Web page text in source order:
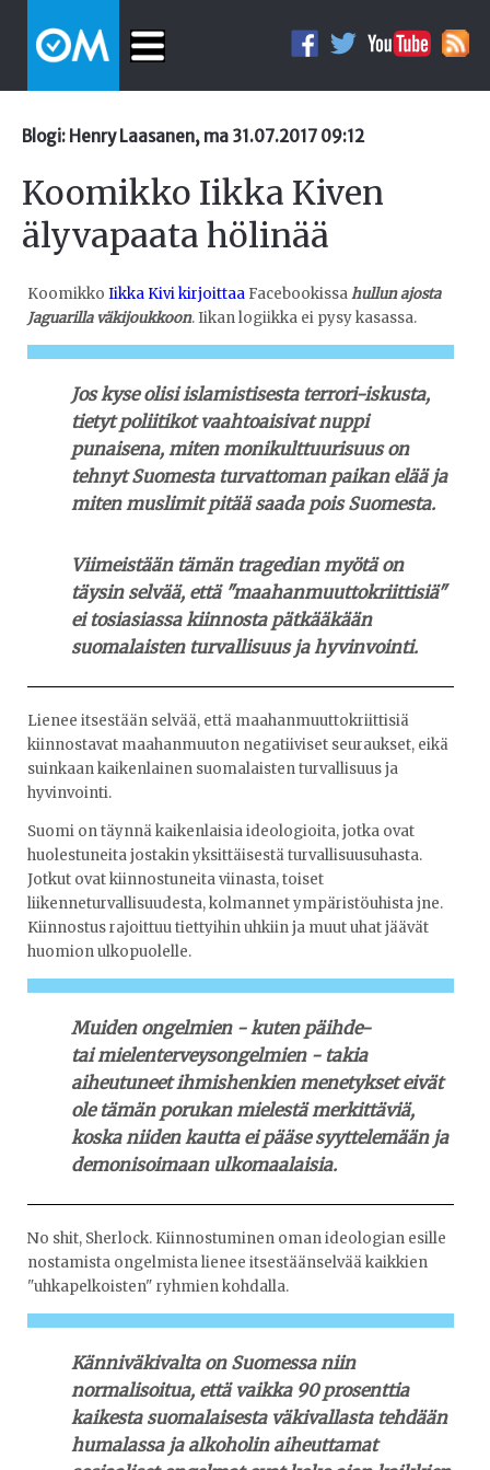
Blogi: Henry Laasanen, ma 31.07.2017 09:12
Koomikko Iikka Kiven
älyvapaata hölinää
Koomikko Iikka Kivi kirjoittaa Facebookissahullun ajosta
Jaguarilla väkijoukkoon. Iikan logiikka ei pysy kasassa.
Jos kyse olisi islamistisesta terrori-iskusta,
tietyt poliitikot vaahtoaisivat nuppi
punaisena, miten monikulttuurisuus on
tehnyt Suomesta turvattoman paikan elää ja
miten muslimit pitää saada pois Suomesta.
Viimeistään tämän tragedian myötä on
täysin selvää, että "maahanmuuttokriittisiä"
ei tosiasiassa kiinnosta pätkääkään
suomalaisten turvallisuus ja hyvinvointi.
Lienee itsestään selvää, että maahanmuuttokriittisiä
kiinnostavat maahanmuuton negatiiviset seuraukset, eikä
suinkaan kaikenlainen suomalaisten turvallisuus ja
hyvinvointi.
Suomi on täynnä kaikenlaisia ideologioita, jotka ovat
huolestuneita jostakin yksittäisestä turvallisuusuhasta.
Jotkut ovat kiinnostuneita viinasta, toiset
liikenneturvallisuudesta, kolmannet ympäristöuhista jne.
Kiinnostus rajoittuu tiettyihin uhkiin ja muut uhat jäävät
huomion ulkopuolelle.
Muiden ongelmien - kuten päihde-
tai mielenterveysongelmien - takia
aiheutuneet ihmishenkien menetykset eivät
ole tämän porukan mielestä merkittäviä,
koska niiden kautta ei pääse syyttelemään ja
demonisoimaan ulkomaalaisia.
No shit, Sherlock. Kiinnostuminen oman ideologian esille
nostamista ongelmista lienee itsestäänselvää kaikkien
"uhkapelkoisten" ryhmien kohdalla.
Känniväkivalta on Suomessa niin
normalisoitua, että vaikka 90 prosenttia
kaikesta suomalaisesta väkivallasta tehdään
humalassa ja alkoholin aiheuttamat